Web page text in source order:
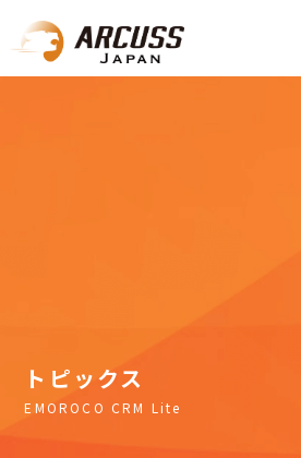
トピックス
EMOROCO CRM Lite